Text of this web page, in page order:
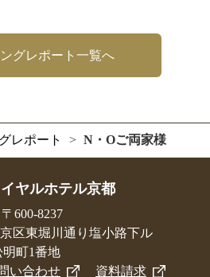
グレポート一覧へ
レポート > N・Oご両家様
ヤルホテル京都
〒600-8237
区東堀川通り塩小路下ル
明町1番地
い合わせ 資料請求